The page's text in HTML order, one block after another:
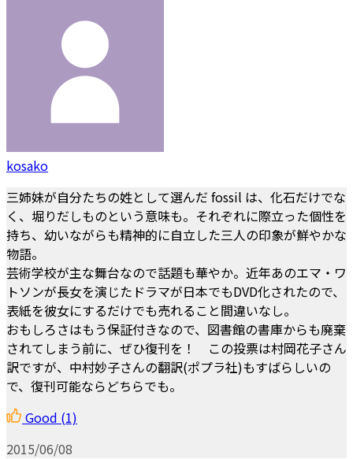
kosako
三姉妹が自分たちの姓として選んだ fossil は、化石だけでな
く、堀りだしものという意味も。それぞれに際立った個性を
持ち、幼いながらも精神的に自立した三人の印象が鮮やかな
物語。
芸術学校が主な舞台なので話題も華やか。近年あのエマ・ワ
トソンが長女を演じたドラマが日本でもDVD化されたので、
表紙を彼女にするだけでも売れること間違いなし。
おもしろさはもう保証付きなので、図書館の書庫からも廃棄
されてしまう前に、ぜひ復刊を！ この投票は村岡花子さん
訳ですが、中村妙子さんの翻訳(ポプラ社)もすばらしいの
で、復刊可能ならどちらでも。
Good (1)
2015/06/08